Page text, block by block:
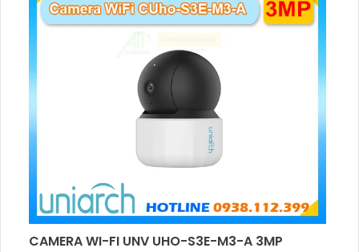
CAMERA WI-FI UNV UHO-S3E-M3-A 3MP